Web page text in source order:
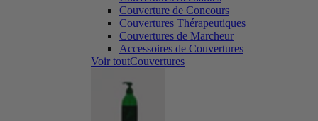
Couverture de Concours
Couvertures Thérapeutiques
Couvertures de Marcheur
Accessoires de Couvertures
Voir toutCouvertures